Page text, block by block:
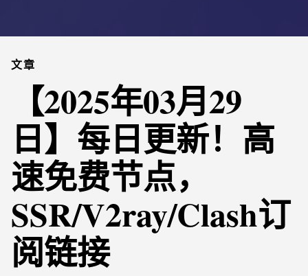
文章
【2025年03月29
日】每日更新！高
速免费节点，
SSR/V2ray/Clash订
阅链接